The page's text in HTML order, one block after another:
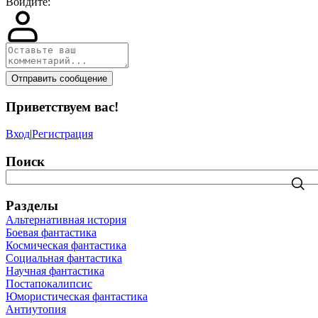
Отправить сообщение
Приветствуем вас!
Вход|Регистрация
Поиск
Разделы
Альтернативная история
Боевая фантастика
Космическая фантастика
Социальная фантастика
Научная фантастика
Постапокалипсис
Юмористическая фантастика
Антиутопия